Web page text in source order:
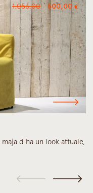
1.056,00
Il
prezzo
originale
era:
1.056,00 €.
500,00€Il
è:
d ha un look attuale,